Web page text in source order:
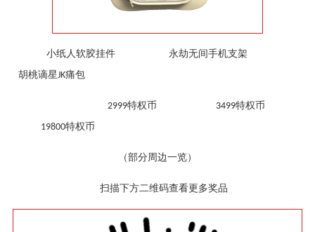
小纸人软胶挂件
永劫无间手机支架
胡桃谪星JK痛包
2999特权币 3499特权币
19800特权币
（部分周边一览）
扫描下方二维码查看更多奖品